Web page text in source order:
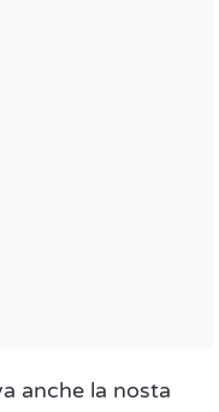
anche la nosta